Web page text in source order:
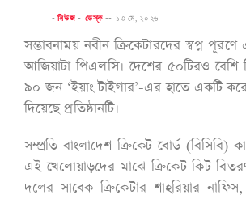
-নিউজ - ডেস্ক -- ১৩ মে, ২০২৬
সম্ভাবনাময় নবীন ক্রিকেটারদের স্বপ্ন
আজিয়াটা পিএলসি। দেশের ৫০টিরও বেশি
৯০ জন ‘ইয়াং টাইগার’-এর হাতে একটি
দিয়েছে প্রতিষ্ঠানটি।
সম্প্রতি বাংলাদেশ ক্রিকেট বোর্ড (বিসিবি)
এই খেলোয়াড়দের মাঝে ক্রিকেট কিট
দলের সাবেক ক্রিকেটার শাহরিয়ার